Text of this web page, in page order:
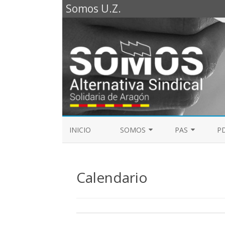
Somos U.Z.
INICIO SOMOS
REPRESENTANTES SOMOS PDI
PAS
Calendario